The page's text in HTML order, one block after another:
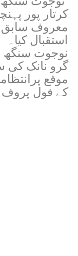
کرتار پور
معروف سابق
استقبال کیا۔
نوجوت سنگھ
گرو نانک
موقع
کے فول پروف